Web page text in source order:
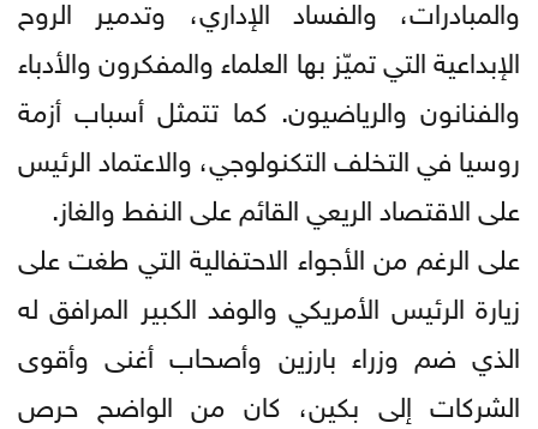
الإبداعية التي تميّز بها العلماء والمفكرون والأدباء
والفنانون والرياضيون. كما تتمثل أسباب أزمة
روسيا في التخلف التكنولوجي، والاعتماد الرئيس
على الاقتصاد الريعي القائم على النفط والغاز.
على الرغم من الأجواء الاحتفالية التي طغت على
زيارة الرئيس الأمريكي والوفد الكبير المرافق له
الذي ضم وزراء بارزين وأصحاب أغنى وأقوى
الشركات إلى بكين، كان من الواضح حرص